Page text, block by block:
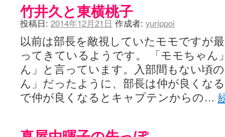
竹井久と東横桃子
投稿日: 2014年12月21日 作成者: yurippoi
以前は部長を敵視していたモモですが
ってきているようです。 「モモちゃん
ん」と言っています。入部間もない頃
ん」だったように、部長は仲が良くな
で仲が良くなるとキャプテンからの…